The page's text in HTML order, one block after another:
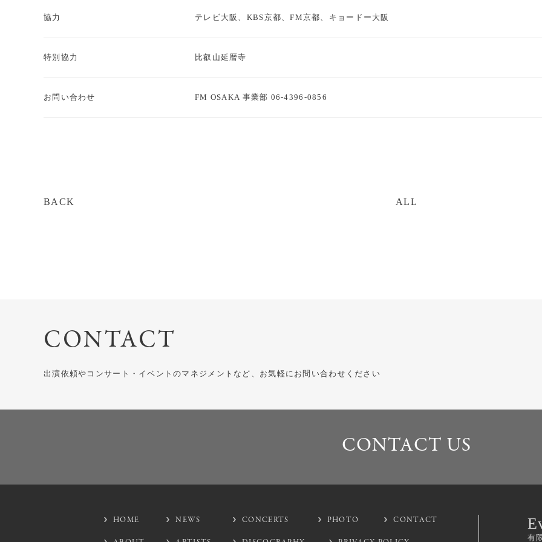
協力 テレビ大阪、KBS京都、FM京都、キョードー大阪
特別協力 比叡山延暦寺
お問い合わせ FM OSAKA 事業部 06-4396-0856
BACK ALL
CONTACT
出演依頼やコンサート・イベントのマネジメントなど、お気軽にお問い合わせください
CONTACT US
CONTACT US
HOME NEWS CONCERTS PHOTO CONTACT
有